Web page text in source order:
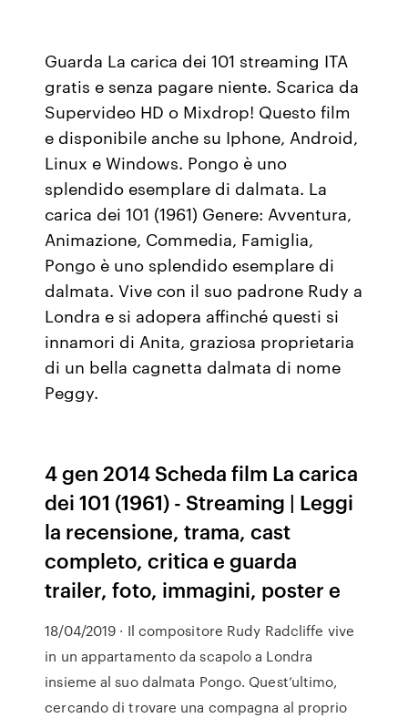
Guarda La carica dei 101 streaming ITA
gratis e senza pagare niente. Scarica da
Supervideo HD o Mixdrop! Questo film
e disponibile anche su Iphone, Android,
Linux e Windows. Pongo è uno
splendido esemplare di dalmata. La
carica dei 101 (1961) Genere: Avventura,
Animazione, Commedia, Famiglia,
Pongo è uno splendido esemplare di
dalmata. Vive con il suo padrone Rudy a
Londra e si adopera affinché questi si
innamori di Anita, graziosa proprietaria
di un bella cagnetta dalmata di nome
Peggy.
4 gen 2014 Scheda film La carica
dei 101 (1961) - Streaming | Leggi
la recensione, trama, cast
completo, critica e guarda
trailer, foto, immagini, poster e
18/04/2019 · Il compositore Rudy Radcliffe vive
in un appartamento da scapolo a Londra
insieme al suo dalmata Pongo. Quest’ultimo,
cercando di trovare una compagna al proprio